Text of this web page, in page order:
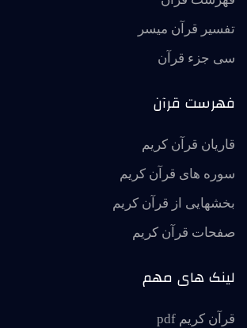
تفسير قرآن ميسر
سی جزء قرآن
فهرست قرآن
قاریان قرآن کریم
سوره های قرآن کریم
بخشهایی از قرآن کریم
صفحات قرآن کریم
لینک های مهم
قرآن کریم pdf